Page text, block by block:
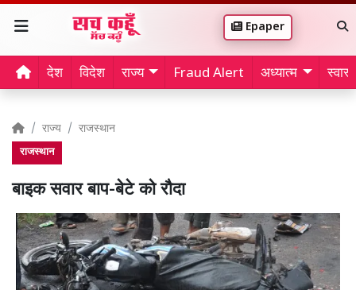
Epaper
देश विदेश राज्य Fraud Alert अध्यात्म
राज्य राजस्थान
राजस्थान
बाइक सवार बाप-बेटे को रौदा